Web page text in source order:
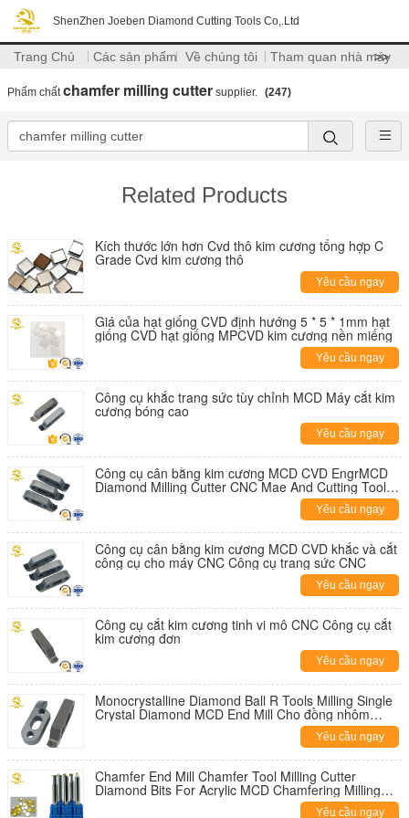
ShenZhen Joeben Diamond Cutting Tools Co,.Ltd
Trang Chủ Các sản phẩm Về chúng tôi Tham quan nhà máy
>>
Phẩm chấtchamfer milling cutter supplier. (247)
Related Products
Kích thước lớn hơn Cvd thô kim cương tổng hợp C
Grade Cvd kim cương thô
Yêu cầu ngay
Giá của hạt giống CVD định hướng 5 * 5 * 1mm hạt
giống CVD hạt giống MPCVD kim cương nền miếng
Yêu cầu ngay
Công cụ khắc trang sức tùy chỉnh MCD Máy cắt kim
cương bóng cao
Yêu cầu ngay
Công cụ cân bằng kim cương MCD CVD EngrMCD
Diamond Milling Cutter CNC Mae And Cutting Tool
For CNC Machine CNC Công cụ trang sứcYêu cầu ngay
Công cụ cân bằng kim cương MCD CVD khắc và cắt
công cụ cho máy CNC Công cụ trang sức CNC
Yêu cầu ngay
Công cụ cắt kim cương tinh vi mô CNC Công cụ cắt
kim cương đơn
Yêu cầu ngay
Monocrystalline Diamond Ball R Tools Milling Single
Crystal Diamond MCD End Mill Cho đồng nhôm
Yêu cầu ngay
Chamfer End Mill Chamfer Tool Milling Cutter
Diamond Bits For Acrylic MCD Chamfering Milling
Cutter Các bộ cắt kim cương cho acrylic MCD
Yêu cầu ngay